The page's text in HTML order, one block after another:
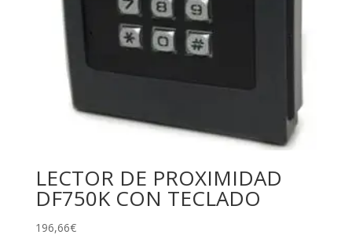
LECTOR DE PROXIMIDAD
DF750K CON TECLADO
196,66€